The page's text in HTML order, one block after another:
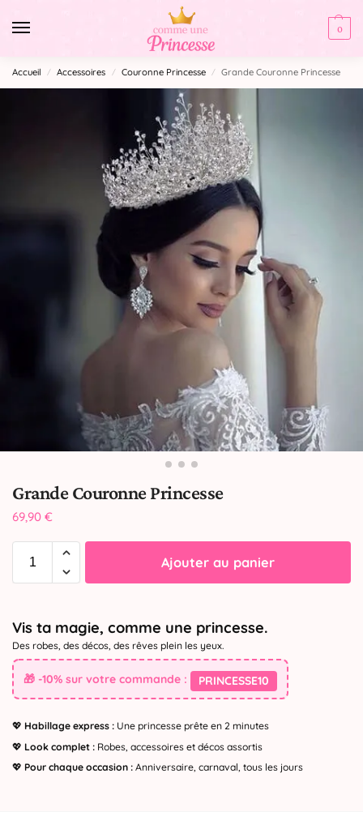
0
Accueil / Accessoires / Couronne Princesse / Grande Couronne Princesse
Grande Couronne Princesse
69,90 €
Ajouter au panier
Vis ta magie, comme une princesse.
Des robes, des décos, des rêves plein les yeux.
🎁 -10% sur votre commande : PRINCESSE10
💖 Habillage express : Une princesse prête en 2 minutes
💖 Look complet : Robes, accessoires et décos assortis
💖 Pour chaque occasion : Anniversaire, carnaval, tous les jours